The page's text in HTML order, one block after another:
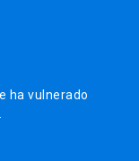
ha vulnerado